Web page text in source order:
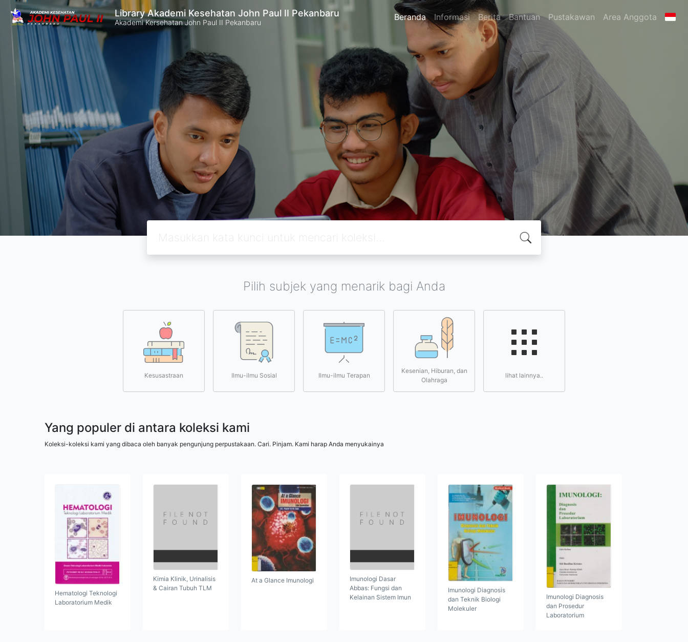
Library Akademi Kesehatan John Paul II Pekanbaru
Akademi Kersehatan John Paul II Pekanbaru Beranda Informasi Berita Bantuan Pustakawan Area Anggota
Pilih subjek yang menarik bagi Anda
Kesusastraan Ilmu-ilmu Sosial Ilmu-ilmu Terapan
Kesenian, Hiburan, dan
Olahraga
lihat lainnya..
Yang populer di antara koleksi kami
Koleksi-koleksi kami yang dibaca oleh banyak pengunjung perpustakaan. Cari. Pinjam. Kami harap Anda menyukainya
Hematologi Teknologi
Laboratorium Medik
Kimia Klinik, Urinalisis
& Cairan Tubuh TLM
At a Glance Imunologi
Imunologi Dasar
Abbas: Fungsi dan
Kelainan Sistem Imun
Imunologi Diagnosis
dan Teknik Biologi
Molekuler
Imunologi Diagnosis
dan Prosedur
Laboratorium